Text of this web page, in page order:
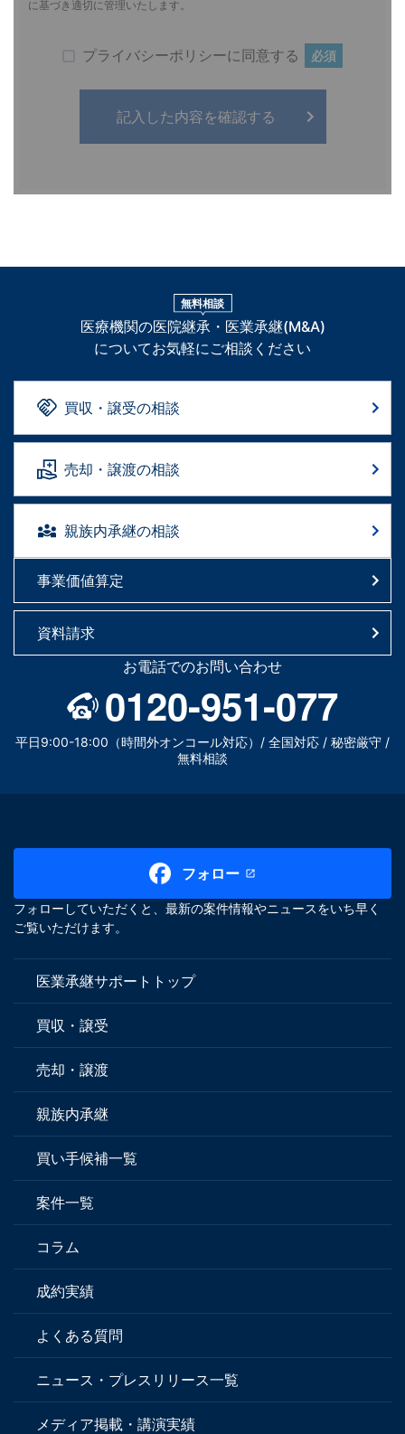
に基づき適切に管理いたします。
プライバシーポリシーに同意する 必須
無料相談
医療機関の医院継承・医業承継(M&A)
についてお気軽にご相談ください
買収・譲受の相談
売却・譲渡の相談
親族内承継の相談
事業価値算定
資料請求
お電話でのお問い合わせ
0120-951-077
平日9:00-18:00（時間外オンコール対応）/ 全国対応 / 秘密厳守 /
無料相談
フォロー
フォローしていただくと、最新の案件情報やニュースをいち早く
ご覧いただけます。
医業承継サポートトップ
買収・譲受
売却・譲渡
親族内承継
買い手候補一覧
案件一覧
コラム
成約実績
よくある質問
ニュース・プレスリリース一覧
メディア掲載・講演実績